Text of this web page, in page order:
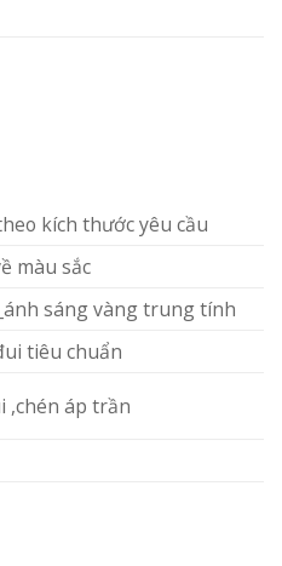
kích thước yêu cầu
màu sắc
sáng vàng trung tính
tiêu chuẩn
,chén áp trần